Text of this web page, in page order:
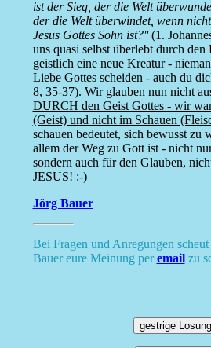
ist der Sieg, der die Welt
der die Welt überwindet, wenn
Jesus Gottes Sohn ist?''(1.
uns quasi selbst überlebt durch den
geistlich eine neue Kreatur -
Liebe Gottes scheiden - auch du
8, 35-37). Wir glauben nun nicht
DURCH den Geist Gottes - wir
(Geist) und nicht im Schauen
schauen bedeutet, sich bewusst zu
allem der Weg zu Gott ist - nicht
sondern auch für den Glauben,
JESUS! :-)
Jörg Bauer
Bei Fragen und Anregungen
Bauer eure Meinung peremailzu
gestrige Losung